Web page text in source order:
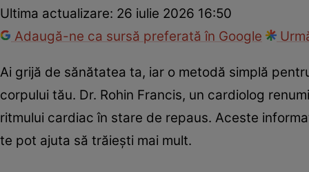
Ultima actualizare: 26 iulie 2026 16:50
Adaugă-ne ca sursă preferată în Google
Ai grijă de sănătatea ta, iar o metodă simplă
corpului tău. Dr. Rohin Francis, un cardiolog
ritmului cardiac în stare de repaus. Aceste
te pot ajuta să trăiești mai mult.